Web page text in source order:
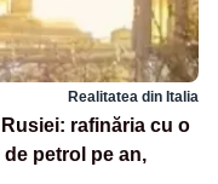
Realitatea din Italia
rafinăria cu o
petrol pe an,